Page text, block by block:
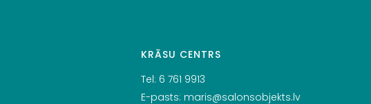
KRĀSU CENTRS
Tel: 6 761 9913
E-pasts: maris@salonsobjekts.lv